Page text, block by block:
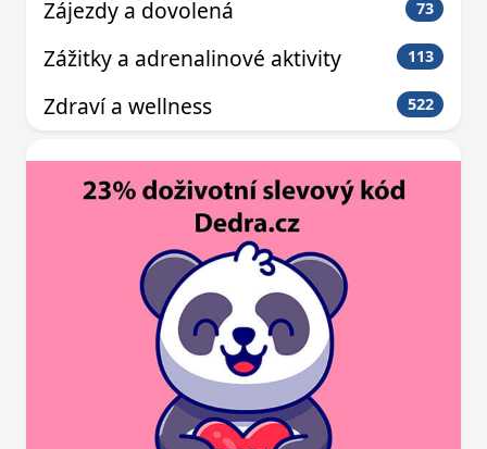
Zájezdy a dovolená 73
Zážitky a adrenalinové aktivity 113
Zdraví a wellness 522